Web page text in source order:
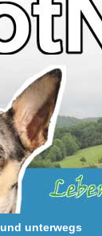
unterwegs